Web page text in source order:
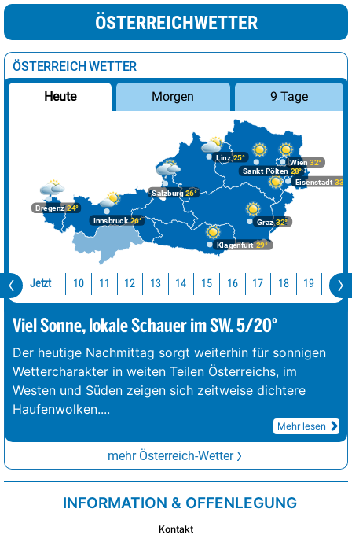
ÖSTERREICHWETTER
ÖSTERREICH WETTER
Heute Morgen 9 Tage
Bregenz24°
Graz32°
Innsbruck26°
Klagenfurt 29°
Linz25°
Salzburg26°
Wien 32°
Eisenstadt 33°
Sankt Pölten 28°
Jetzt 10 11 12 13 14 15 16 17 18 19 20
Viel Sonne, lokale Schauer im SW. 5/20°
Der heutige Nachmittag sorgt weiterhin für sonnigen
Wettercharakter in weiten Teilen Österreichs, im
Westen und Süden zeigen sich zeitweise dichtere
Haufenwolken....
Mehr lesen
mehr Österreich-Wetter
INFORMATION & OFFENLEGUNG
Kontakt